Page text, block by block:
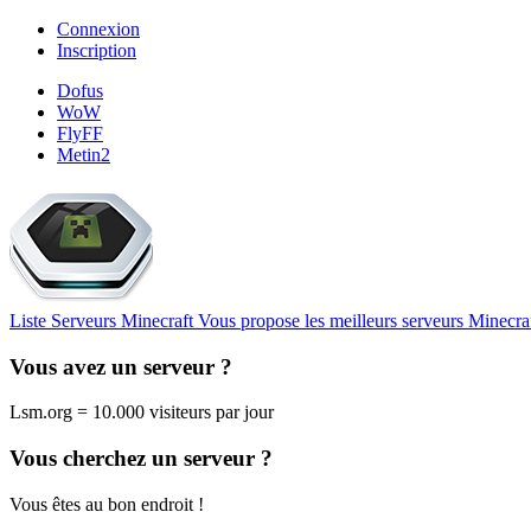
Connexion
Inscription
Dofus
WoW
FlyFF
Metin2
Liste Serveurs Minecraft Vous propose les meilleurs serveurs
Vous avez un serveur ?
Lsm.org = 10.000 visiteurs par jour
Vous cherchez un serveur ?
Vous êtes au bon endroit !